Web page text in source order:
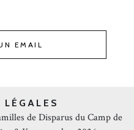
EMAIL
de Disparus du Camp de